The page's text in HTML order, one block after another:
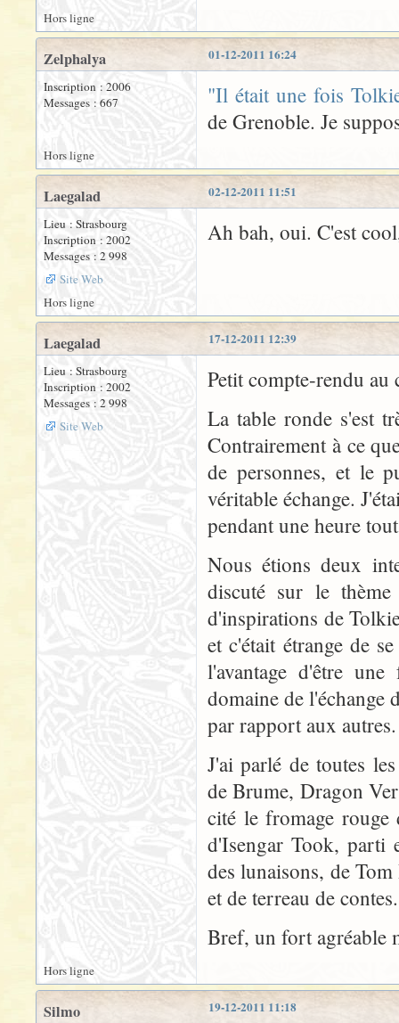
Hors ligne
01-12-2011 16:24
Zelphalya
Inscription : 2006
Messages : 667
"Il était une fois
de Grenoble. Je
Hors ligne
02-12-2011 11:51
Laegalad
Lieu : Strasbourg
Inscription : 2002
Messages : 2 998
Site Web
Ah bah, oui. C'est
Hors ligne
17-12-2011 12:39
Laegalad
Lieu : Strasbourg
Inscription : 2002
Messages : 2 998
Site Web
Petit compte-rendu au
La table ronde s'est
Contrairement à ce
de personnes, et le
véritable échange.
pendant une heure
Nous étions deux
discuté sur le
d'inspirations de
et c'était étrange de
l'avantage d'être
domaine de l'échange
par rapport aux
J'ai parlé de toutes
de Brume, Dragon
cité le fromage rouge
d'Isengar Took, parti
des lunaisons, de
et de terreau de contes.
Bref, un fort agréable
Hors ligne
19-12-2011 11:18
Silmo